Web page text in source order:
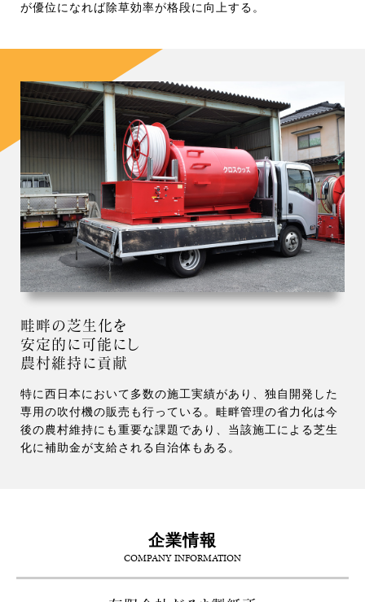
が優位になれば除草効率が格段に向上する。
畦畔の芝生化を
安定的に可能にし
農村維持に貢献
特に西日本において多数の施工実績があり、独自開発した
専用の吹付機の販売も行っている。畦畔管理の省力化は今
後の農村維持にも重要な課題であり、当該施工による芝生
化に補助金が支給される自治体もある。
企業情報
COMPANY INFORMATION